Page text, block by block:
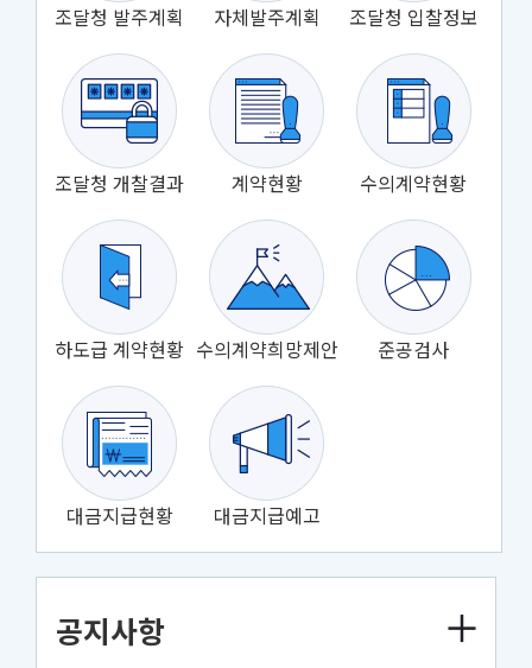
조달청 발주계획 자체발주계획 조달청 입찰정보
조달청 개찰결과 계약현황 수의계약현황
하도급 계약현황 수의계약희망제안 준공검사
대금지급현황 대금지급예고
공지사항